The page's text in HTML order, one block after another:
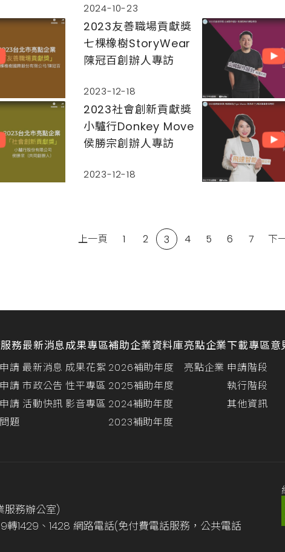
2024-10-23
2023友善職場貢獻獎
七棵橡樹StoryWear
陳冠百創辦人專訪
2023-12-18
2023社會創新貢獻獎
小驢行Donkey Move
侯勝宗創辦人專訪
2023-12-18
上一頁 1 2 3 4 5 6 7 下
務
請
請
請
題
最新消息
最新消息
市政公告
活動快訊
成果專區
成果花絮
性平專區
影音專區
補助企業資料庫
2026補助年度
2025補助年度
2024補助年度
2023補助年度
亮點企業
亮點企業
下載專區
申請階段
執行階段
其他資訊
意
服務辦公室)
1429、1428 網路電話(免付費電話服務，公共電話